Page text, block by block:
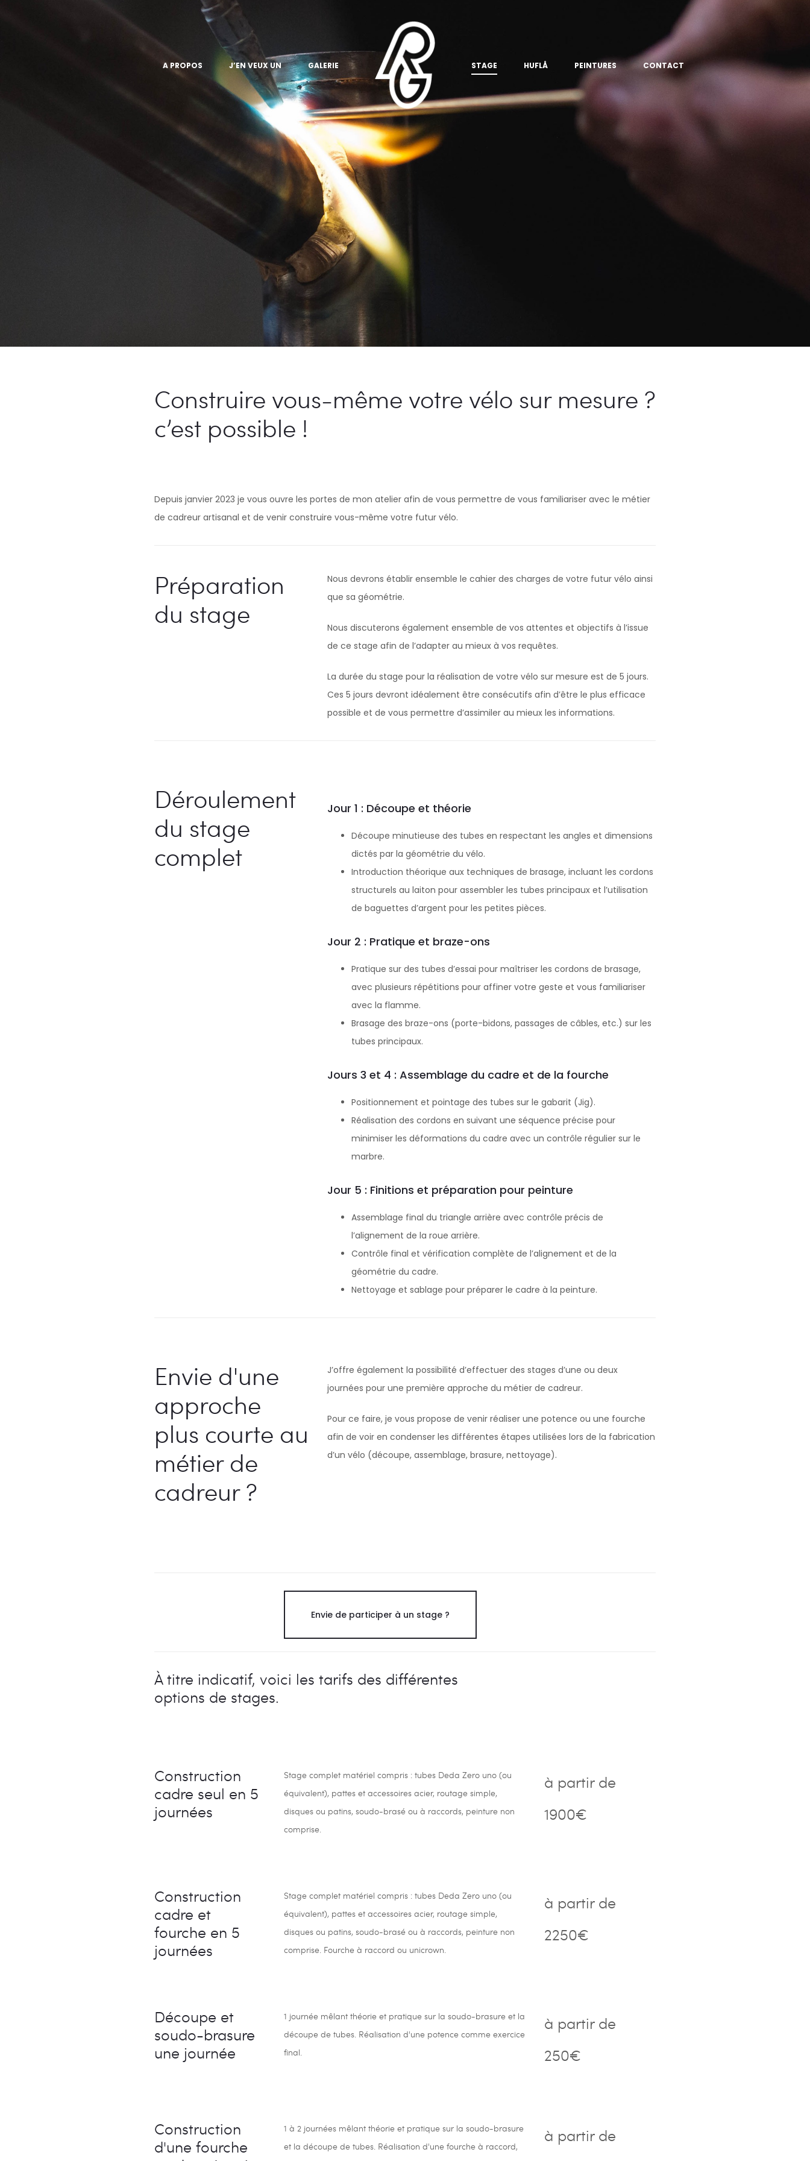
A PROPOS J’EN VEUX UN GALERIE STAGE HUFLÅ PEINTURES CONTACT
Construire vous-même votre vélo sur mesure ?
c’est possible !
Depuis janvier 2023 je vous ouvre les portes de mon atelier afin de vous permettre de vous familiariser avec le métier
de cadreur artisanal et de venir construire vous-même votre futur vélo.
Préparation
du stage
Nous devrons établir ensemble le cahier des charges de votre futur vélo ainsi
que sa géométrie.
Nous discuterons également ensemble de vos attentes et objectifs à l’issue
de ce stage afin de l’adapter au mieux à vos requêtes.
La durée du stage pour la réalisation de votre vélo sur mesure est de 5 jours.
Ces 5 jours devront idéalement être consécutifs afin d’être le plus efficace
possible et de vous permettre d’assimiler au mieux les informations.
Déroulement
du stage
complet
Jour 1 : Découpe et théorie
Découpe minutieuse des tubes en respectant les angles et dimensions
dictés par la géométrie du vélo.
Introduction théorique aux techniques de brasage, incluant les cordons
structurels au laiton pour assembler les tubes principaux et l’utilisation
de baguettes d’argent pour les petites pièces.
Jour 2 : Pratique et braze-ons
Pratique sur des tubes d’essai pour maîtriser les cordons de brasage,
avec plusieurs répétitions pour affiner votre geste et vous familiariser
avec la flamme.
Brasage des braze-ons (porte-bidons, passages de câbles, etc.) sur les
tubes principaux.
Jours 3 et 4 : Assemblage du cadre et de la fourche
Positionnement et pointage des tubes sur le gabarit (Jig).
Réalisation des cordons en suivant une séquence précise pour
minimiser les déformations du cadre avec un contrôle régulier sur le
marbre.
Jour 5 : Finitions et préparation pour peinture
Assemblage final du triangle arrière avec contrôle précis de
l’alignement de la roue arrière.
Contrôle final et vérification complète de l’alignement et de la
géométrie du cadre.
Nettoyage et sablage pour préparer le cadre à la peinture.
Envie d'une
approche
plus courte au
métier de
cadreur ?
J’offre également la possibilité d’effectuer des stages d’une ou deux
journées pour une première approche du métier de cadreur.
Pour ce faire, je vous propose de venir réaliser une potence ou une fourche
afin de voir en condenser les différentes étapes utilisées lors de la fabrication
d’un vélo (découpe, assemblage, brasure, nettoyage).
Envie de participer à un stage ?
À titre indicatif, voici les tarifs des différentes
options de stages.
Construction
cadre seul en 5
journées
Stage complet matériel compris : tubes Deda Zero uno (ou
équivalent), pattes et accessoires acier, routage simple,
disques ou patins, soudo-brasé ou à raccords, peinture non
comprise.
à partir de
1900€
Construction
cadre et
fourche en 5
journées
Stage complet matériel compris : tubes Deda Zero uno (ou
équivalent), pattes et accessoires acier, routage simple,
disques ou patins, soudo-brasé ou à raccords, peinture non
comprise. Fourche à raccord ou unicrown.
à partir de
2250€
Découpe et
soudo-brasure
une journée
1 journée mêlant théorie et pratique sur la soudo-brasure et la
découpe de tubes. Réalisation d'une potence comme exercice
final.
à partir de
250€
Construction
d'une fourche
1 à 2 journées mêlant théorie et pratique sur la soudo-brasure
et la découpe de tubes. Réalisation d'une fourche à raccord,
à partir de